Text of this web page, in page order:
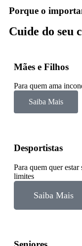
Porque o
Cuide do seu
Mães e Filhos
Para quem ama
Saiba Mais
Desportistas
Para quem quer estar
limites
Saiba Mais